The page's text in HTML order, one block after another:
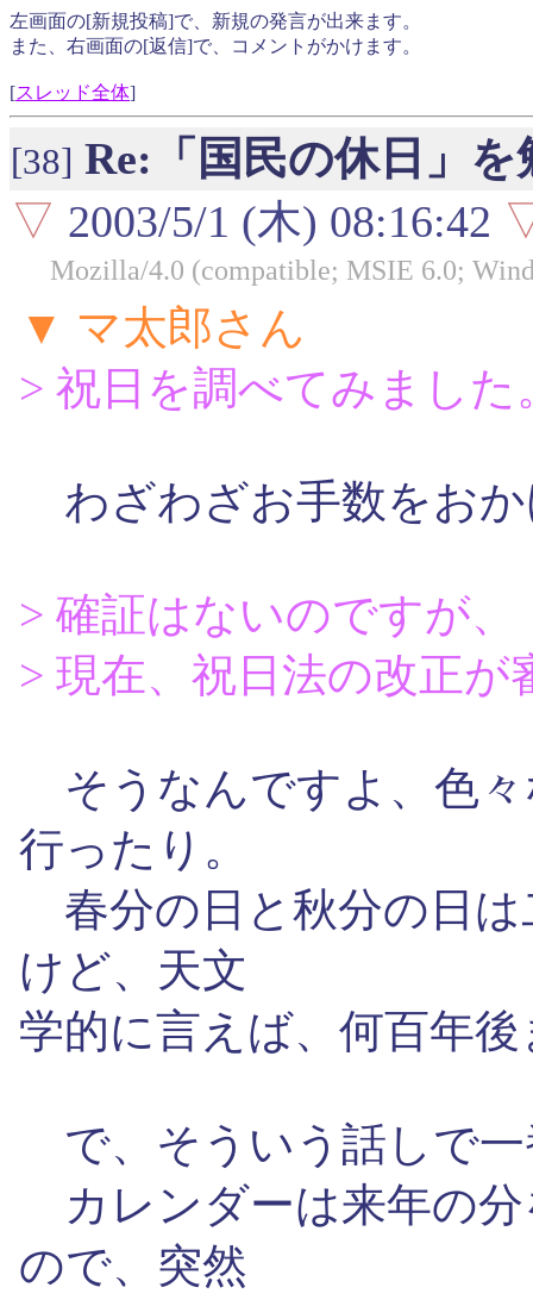
左画面の[新規投稿]で、新規の発言が出来ます。
また、右画面の[返信]で、コメントがかけます。
[スレッド全体]
[38] Re:「国民の休日」
▽ 2003/5/1 (木) 08:16:42
Mozilla/4.0 (compatible; MSIE 6.0;
▼ マ太郎さん
> 祝日を調べてみました
わざわざお手数をお
> 確証はないのですが、
> 現在、祝日法の改正
そうなんですよ、色々
行ったり。
春分の日と秋分の日は
けど、天文
学的に言えば、何百年
で、そういう話しで一
カレンダーは来年の
ので、突然